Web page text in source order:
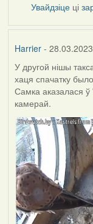
Увайдзіце ці
Harrier-
У другой нішы
хаця спачатку
Самка аказалася
камерай.